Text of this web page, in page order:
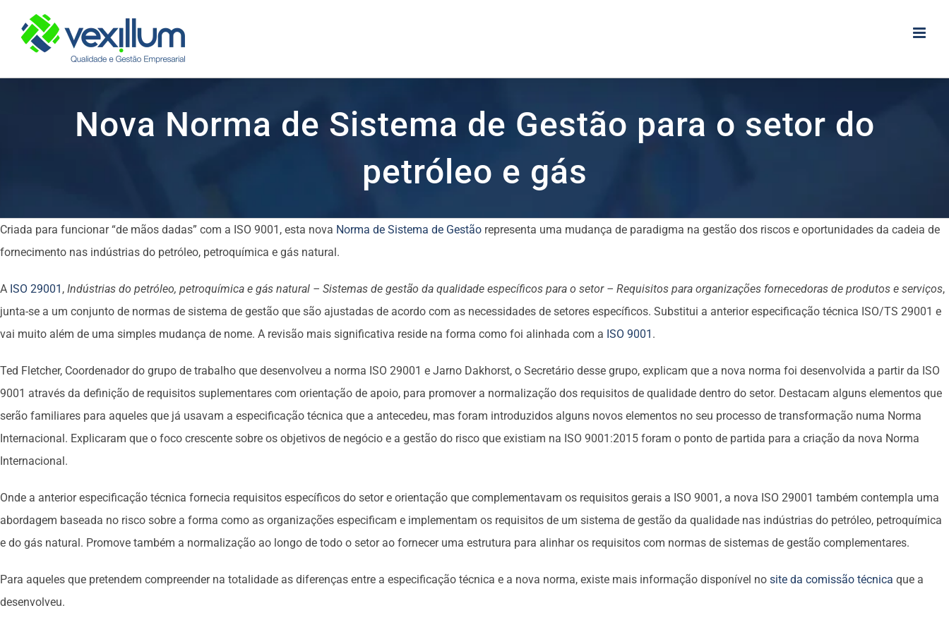
content
Nova Norma de Sistema de Gestão para o setor do
petróleo e gás
Criada para funcionar “de mãos dadas” com a ISO 9001, esta nova Norma de Sistema de Gestão representa uma mudança de paradigma na gestão dos riscos e oportunidades da cadeia de
fornecimento nas indústrias do petróleo, petroquímica e gás natural.
A ISO 29001 , Indústrias do petróleo, petroquímica e gás natural – Sistemas de gestão da qualidade específicos para o setor – Requisitos para organizações fornecedoras de produtos e serviços,
junta-se a um conjunto de normas de sistema de gestão que são ajustadas de acordo com as necessidades de setores específicos. Substitui a anterior especificação técnica ISO/TS 29001 e
vai muito além de uma simples mudança de nome. A revisão mais significativa reside na forma como foi alinhada com a ISO 9001 .
Ted Fletcher, Coordenador do grupo de trabalho que desenvolveu a norma ISO 29001 e Jarno Dakhorst, o Secretário desse grupo, explicam que a nova norma foi desenvolvida a partir da ISO
9001 através da definição de requisitos suplementares com orientação de apoio, para promover a normalização dos requisitos de qualidade dentro do setor. Destacam alguns elementos que
serão familiares para aqueles que já usavam a especificação técnica que a antecedeu, mas foram introduzidos alguns novos elementos no seu processo de transformação numa Norma
Internacional. Explicaram que o foco crescente sobre os objetivos de negócio e a gestão do risco que existiam na ISO 9001:2015 foram o ponto de partida para a criação da nova Norma
Internacional.
Onde a anterior especificação técnica fornecia requisitos específicos do setor e orientação que complementavam os requisitos gerais a ISO 9001, a nova ISO 29001 também contempla uma
abordagem baseada no risco sobre a forma como as organizações especificam e implementam os requisitos de um sistema de gestão da qualidade nas indústrias do petróleo, petroquímica
e do gás natural. Promove também a normalização ao longo de todo o setor ao fornecer uma estrutura para alinhar os requisitos com normas de sistemas de gestão complementares.
Para aqueles que pretendem compreender na totalidade as diferenças entre a especificação técnica e a nova norma, existe mais informação disponível no site da comissão técnica que a
desenvolveu.